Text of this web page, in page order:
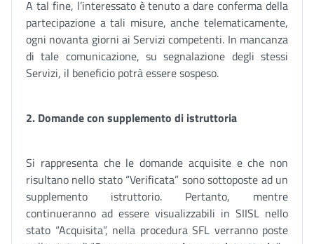
A tal fine, l’interessato è tenuto a dare conferma della
partecipazione a tali misure, anche telematicamente,
ogni novanta giorni ai Servizi competenti. In mancanza
di tale comunicazione, su segnalazione degli stessi
Servizi, il beneficio potrà essere sospeso.
2. Domande con supplemento di istruttoria
Si rappresenta che le domande acquisite e che non
risultano nello stato “Verificata” sono sottoposte ad un
supplemento istruttorio. Pertanto, mentre
continueranno ad essere visualizzabili in SIISL nello
stato “Acquisita”, nella procedura SFL verranno poste